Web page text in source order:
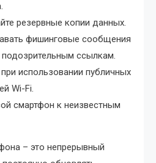
резервные копии данных.
фишинговые сообщения
подозрительным ссылкам.
использовании публичных
Wi-Fi.
смартфон к неизвестным
– это непрерывный